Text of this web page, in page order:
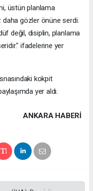
üstün planlama
gözler önüne serdi.
değil, disiplin, planlama
ifadelerine yer
kokpit
yer aldı.
ANKARA HABERİ